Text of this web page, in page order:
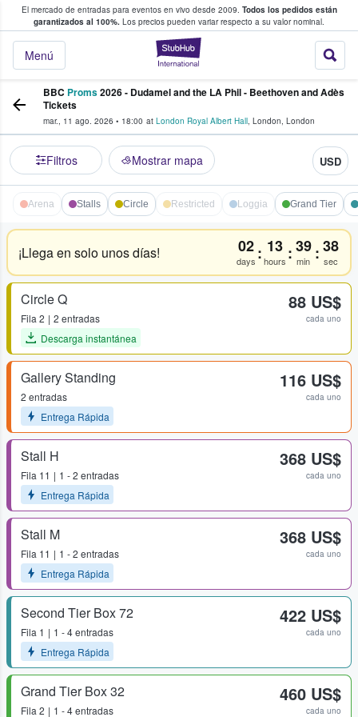
El mercado de entradas para eventos en vivo desde 2009. Todos los pedidos están
garantizados al 100%. Los precios pueden variar respecto a su valor nominal.
StubHub:
Menú
y venta de entradas entre fans
BBC Proms2026 - Dudamel and the LA Phil - Beethoven and Adès
Tickets
mar., 11 ago. 2026 • 18:00 at London Royal Albert Hall, London, London
Filtros Mostrar mapa USD
Arena Stalls Circle Restricted Loggia Grand Tier
¡Llega en solo unos días! 02
days : 13
hours :39
min :38
sec
Circle Q
Fila 2
2 entradas
Descarga instantánea
88 US$
cada uno
Gallery Standing
2 entradas
Entrega Rápida
116 US$
cada uno
Stall H
Fila 11
1 - 2 entradas
Entrega Rápida
368 US$
cada uno
Stall M
Fila 11
1 - 2 entradas
Entrega Rápida
368 US$
cada uno
Second Tier Box 72
Fila 1
1 - 4 entradas
Entrega Rápida
422 US$
cada uno
Grand Tier Box 32
Fila 2 1 - 4 entradas
460 US$
cada uno